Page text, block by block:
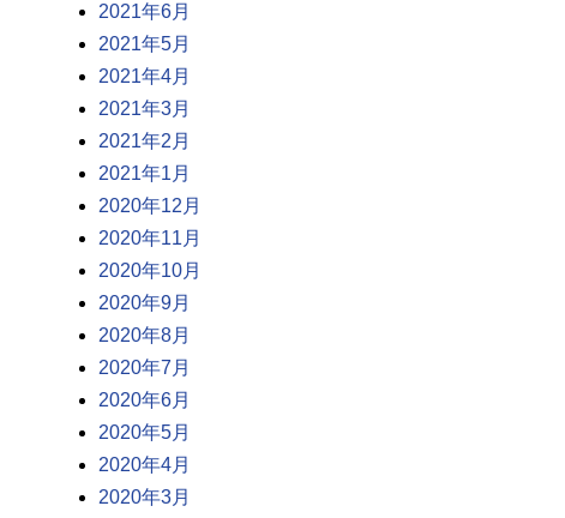
2021年6月
2021年5月
2021年4月
2021年3月
2021年2月
2021年1月
2020年12月
2020年11月
2020年10月
2020年9月
2020年8月
2020年7月
2020年6月
2020年5月
2020年4月
2020年3月